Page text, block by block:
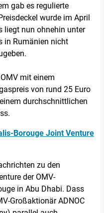
gab es regulierte
wurde im April
liegt nun ohnehin unter
in Rumänien nicht
mit einem
von rund 25 Euro
durchschnittlichen
Borouge Joint Venture
zu den
der OMV-
in Abu Dhabi. Dass
Großaktionär ADNOC